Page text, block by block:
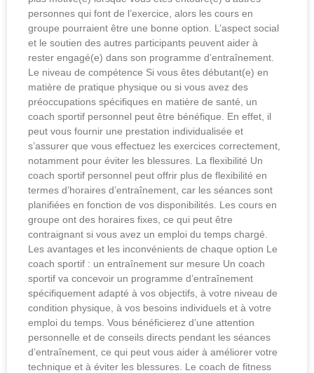
personnes qui font de l’exercice, alors les cours en
groupe pourraient être une bonne option. L’aspect social
et le soutien des autres participants peuvent aider à
rester engagé(e) dans son programme d’entraînement.
Le niveau de compétence Si vous êtes débutant(e) en
matière de pratique physique ou si vous avez des
préoccupations spécifiques en matière de santé, un
coach sportif personnel peut être bénéfique. En effet, il
peut vous fournir une prestation individualisée et
s’assurer que vous effectuez les exercices correctement,
notamment pour éviter les blessures. La flexibilité Un
coach sportif personnel peut offrir plus de flexibilité en
termes d’horaires d’entraînement, car les séances sont
planifiées en fonction de vos disponibilités. Les cours en
groupe ont des horaires fixes, ce qui peut être
contraignant si vous avez un emploi du temps chargé.
Les avantages et les inconvénients de chaque option Le
coach sportif : un entraînement sur mesure Un coach
sportif va concevoir un programme d’entraînement
spécifiquement adapté à vos objectifs, à votre niveau de
condition physique, à vos besoins individuels et à votre
emploi du temps. Vous bénéficierez d’une attention
personnelle et de conseils directs pendant les séances
d’entraînement, ce qui peut vous aider à améliorer votre
technique et à éviter les blessures. Le coach de fitness